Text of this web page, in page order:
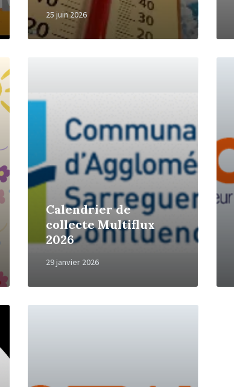
25 juin 2026
Calendrier de
collecte Multiflux
2026
29 janvier 2026